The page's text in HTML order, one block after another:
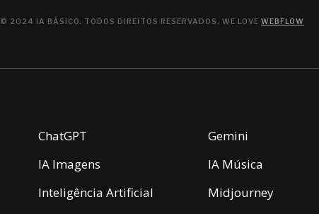
© 2024 IA BÁSICO. TODOS DIREITOS RESERVADOS. WE LOVE WEBFLOW
ChatGPT Gemini
IA Imagens IA Música
Inteligência Artificial Midjourney